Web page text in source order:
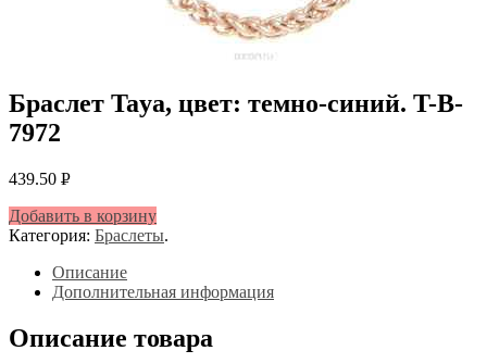
Браслет Taya, цвет: темно-синий. T-B-
7972
439.50 Р
Добавить в корзину
Категория: Браслеты.
Описание
Дополнительная информация
Описание товара